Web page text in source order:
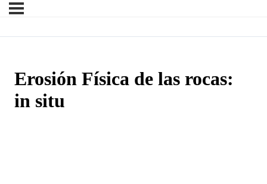
Erosión Física de las rocas:
in situ